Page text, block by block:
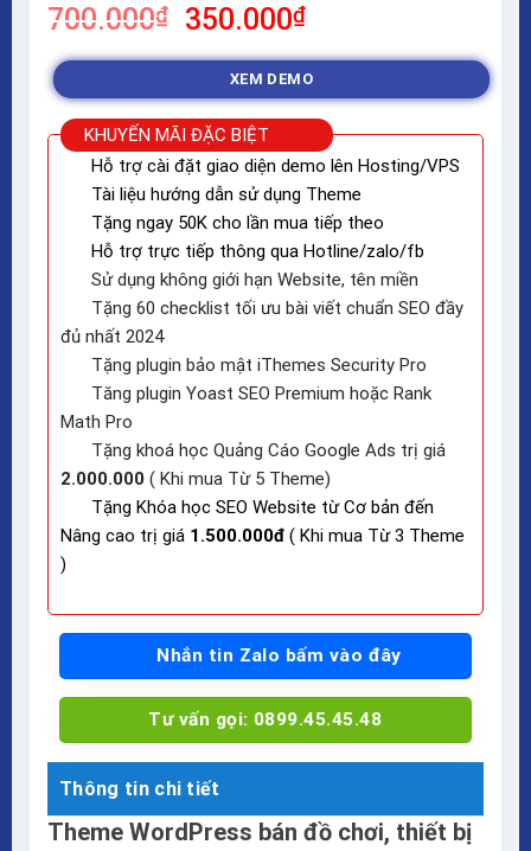
700.000₫
Giá
gốc
700.000₫.
350.000₫Giá
hiện
tại
là:
350.000₫.
XEM DEMO
KHUYẾN MÃI ĐẶC BIỆT
Hỗ trợ cài đặt giao diện demo lên Hosting/VPS
Tài liệu hướng dẫn sử dụng Theme
Tặng ngay 50K cho lần mua tiếp theo
Hỗ trợ trực tiếp thông qua Hotline/zalo/fb
Sử dụng không giới hạn Website, tên miền
Tặng 60 checklist tối ưu bài viết chuẩn SEO đầy
đủ nhất 2024
Tặng plugin bảo mật iThemes Security Pro
Tăng plugin Yoast SEO Premium hoặc Rank
Math Pro
Tặng khoá học Quảng Cáo Google Ads trị giá
2.000.000 ( Khi mua Từ 5 Theme)
Tặng Khóa học SEO Website từ Cơ bản đến
Nâng cao trị giá 1.500.000đ ( Khi mua Từ 3 Theme
)
Nhắn tin Zalo bấm vào đây
Tư vấn gọi: 0899.45.45.48
Thông tin chi tiết
Theme WordPress bán đồ chơi, thiết bị